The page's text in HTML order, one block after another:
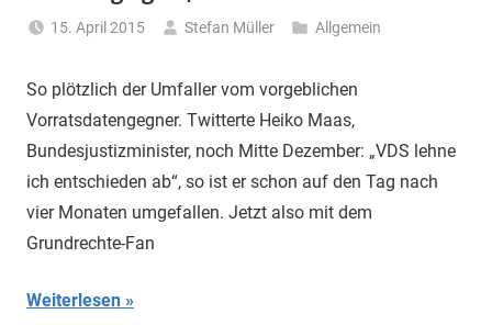
15. April 2015 Stefan Müller Allgemein
So plötzlich der Umfaller vom vorgeblichen
Vorratsdatengegner. Twitterte Heiko Maas,
Bundesjustizminister, noch Mitte Dezember: „VDS lehne
ich entschieden ab“, so ist er schon auf den Tag nach
vier Monaten umgefallen. Jetzt also mit dem
Grundrechte-Fan
Weiterlesen